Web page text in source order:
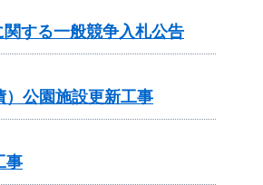
する一般競争入札公告
公園施設更新工事
事